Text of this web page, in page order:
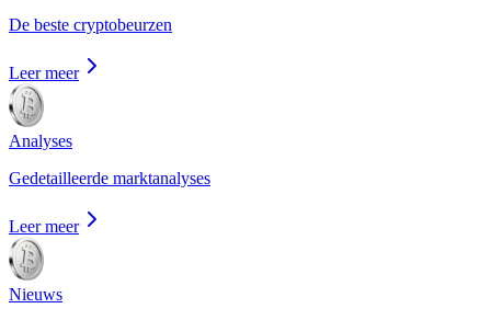
De beste cryptobeurzen
Leer meer
Analyses
Gedetailleerde marktanalyses
Leer meer
Nieuws